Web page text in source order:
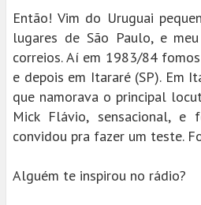
Então! Vim do Uruguai
lugares de São Paulo, e
correios. Aí em 1983/84
e depois em Itararé (SP). Em
que namorava o principal
Mick Flávio, sensacional,
convidou pra fazer um teste.
Alguém te inspirou no rádio?